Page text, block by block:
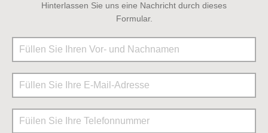
Hinterlassen Sie uns eine Nachricht durch dieses
Formular.